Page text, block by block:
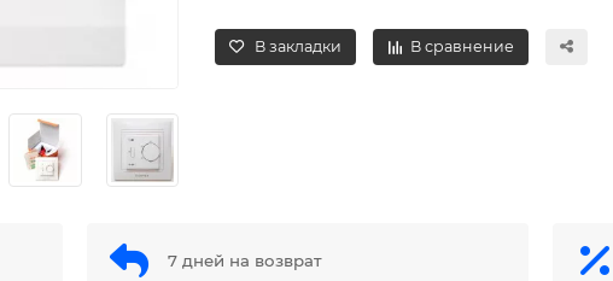
В закладки В сравнение
7 дней на возврат